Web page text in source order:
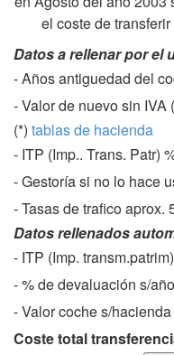
el coste de
Datos a rellenar por el
- Años antiguedad del
- Valor de nuevo sin IVA
(*) tablas de hacienda
- ITP (Imp.. Trans. Patr)
- Gestoría si no lo hace
-Tasas de trafico aprox.
Datos rellenados
- ITP (Imp.
- % de devaluación s/
- Valor coche s/hacienda
Coste total